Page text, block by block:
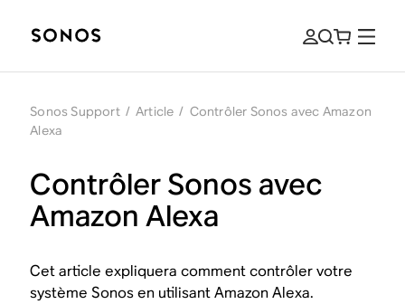
Sonos Support / Article / Contrôler Sonos avec Amazon
Alexa
Contrôler Sonos avec
Amazon Alexa
Cet article expliquera comment contrôler votre
système Sonos en utilisant Amazon Alexa.